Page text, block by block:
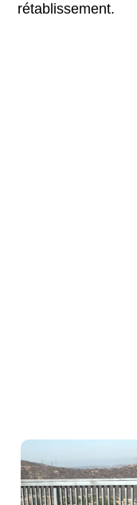
rétablissement.